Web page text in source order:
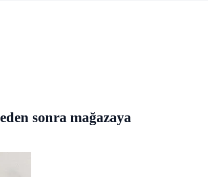
sonra mağazaya